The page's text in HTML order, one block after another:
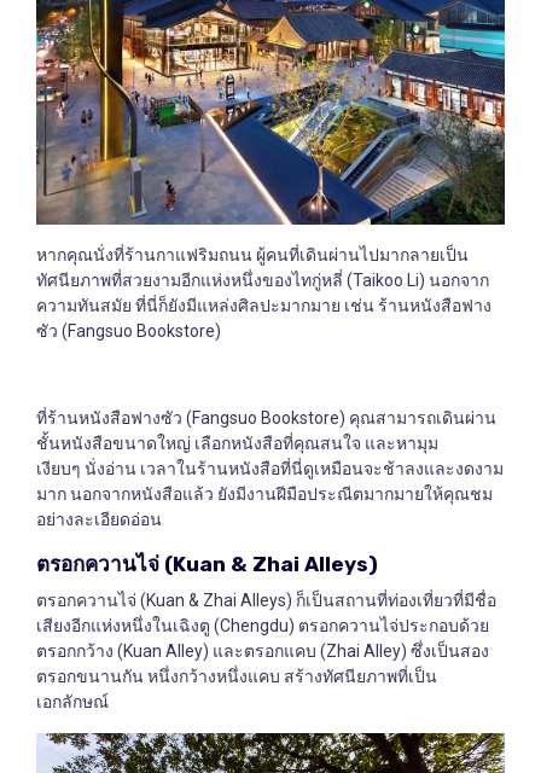
หากคุณนั่งที่ร้านกาแฟริมถนน ผู้คนที่เดินผ่านไปมากลายเป็น
ทัศนียภาพที่สวยงามอีกแห่งหนึ่งของไทกู่หลี่ (Taikoo Li) นอกจาก
ความทันสมัย ที่นี่ก็ยังมีแหล่งศิลปะมากมาย เช่น ร้านหนังสือฟาง
ซัว (Fangsuo Bookstore)
ที่ร้านหนังสือฟางซัว (Fangsuo Bookstore) คุณสามารถเดินผ่าน
ชั้นหนังสือขนาดใหญ่ เลือกหนังสือที่คุณสนใจ และหามุม
เงียบๆ นั่งอ่าน เวลาในร้านหนังสือที่นี่ดูเหมือนจะช้าลงและงดงาม
มาก นอกจากหนังสือแล้ว ยังมีงานฝีมือประณีตมากมายให้คุณชม
อย่างละเอียดอ่อน
ตรอกควานไจ่ (Kuan & Zhai Alleys)
ตรอกควานไจ่ (Kuan & Zhai Alleys) ก็เป็นสถานที่ท่องเที่ยวที่มีชื่อ
เสียงอีกแห่งหนึ่งในเฉิงตู (Chengdu) ตรอกควานไจ่ประกอบด้วย
ตรอกกว้าง (Kuan Alley) และตรอกแคบ (Zhai Alley) ซึ่งเป็นสอง
ตรอกขนานกัน หนึ่งกว้างหนึ่งแคบ สร้างทัศนียภาพที่เป็น
เอกลักษณ์